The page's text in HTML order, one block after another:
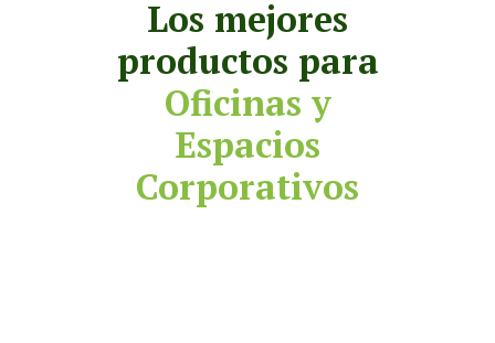
Los mejores
productos para
Oficinas y
Espacios
Corporativos